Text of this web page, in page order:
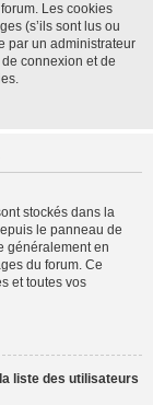
Les cookies
(s’ils sont lus ou
par un administrateur
connexion et de
stockés dans la
le panneau de
généralement en
du forum. Ce
et toutes vos
liste des utilisateurs